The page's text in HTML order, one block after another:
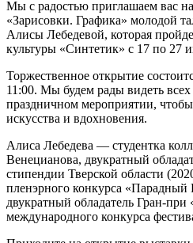
Мы с радостью приглашаем вас
«Зарисовки. Графика» молодой
Алисы Лебедевой, которая
культуры «Синтетик» с 17 по 27
Торжественное открытие
11:00. Мы будем рады видеть
праздничном мероприятии,
искусства и вдохновения.
Алиса Лебедева — студентка
Венецианова, двукратный
стипендии Тверской области
пленэрного конкурса «Парадный
двукратный обладатель Гран-при
международного конкурса